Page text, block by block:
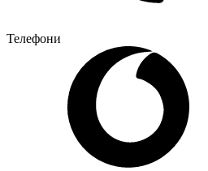
Телефони